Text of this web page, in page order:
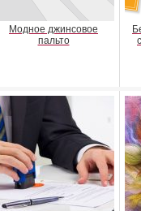
Модное джинсовое
пальто